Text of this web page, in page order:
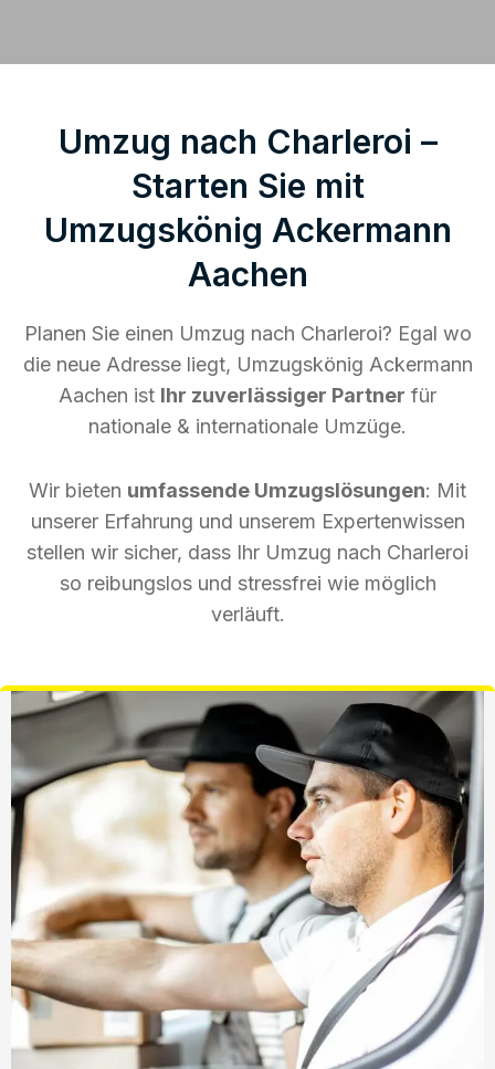
Umzug nach Charleroi –
Starten Sie mit
Umzugskönig Ackermann
Aachen
Planen Sie einen Umzug nach Charleroi? Egal wo
die neue Adresse liegt, Umzugskönig Ackermann
Aachen ist Ihr zuverlässiger Partner für
nationale & internationale Umzüge.
Wir bieten umfassende Umzugslösungen: Mit
unserer Erfahrung und unserem Expertenwissen
stellen wir sicher, dass Ihr Umzug nach Charleroi
so reibungslos und stressfrei wie möglich
verläuft.